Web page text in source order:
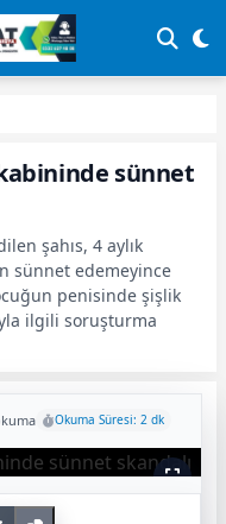
sünnet
şahıs, 4 aylık
sünnet edemeyince
penisinde şişlik
ilgili soruşturma
Okuma Süresi: 2 dk